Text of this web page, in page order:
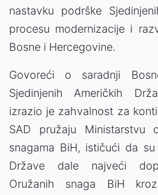
nastavku podrške
procesu modernizacije i
Bosne i Hercegovine.
Govoreći o saradnji
Sjedinjenih Američkih
izrazio je zahvalnost za
SAD pružaju Ministarstvu
snagama BiH, ističući da su
Države dale najveći
Oružanih snaga BiH